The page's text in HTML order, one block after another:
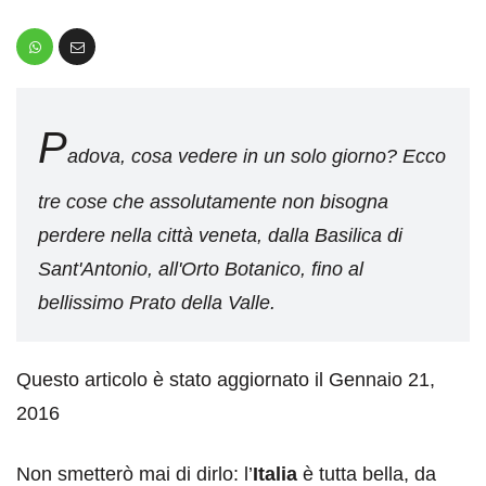
Padova, cosa vedere in un solo giorno? Ecco
tre cose che assolutamente non bisogna
perdere nella città veneta, dalla Basilica di
Sant'Antonio, all'Orto Botanico, fino al
bellissimo Prato della Valle.
Questo articolo è stato aggiornato il Gennaio 21,
2016
Non smetterò mai di dirlo: l’Italia è tutta bella, da